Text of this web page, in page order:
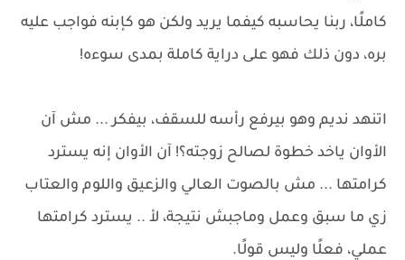
كاملًا، ربنا يحاسبه كيفما يريد ولكن هو كإبنه فواجب عليه
بره، دون ذلك فهو على دراية كاملة بمدى سوءه!
اتنهد نديم وهو بيرفع رأسه للسقف، بيفكر ... مش آن
الأوان ياخد خطوة لصالح زوجته؟! آن الأوان إنه يسترد
كرامتها ... مش بالصوت العالي والزعيق واللوم والعتاب
زي ما سبق وعمل وماجبش نتيجة، لأ .. يسترد كرامتها
عملي، فعلًا وليس قولًا.